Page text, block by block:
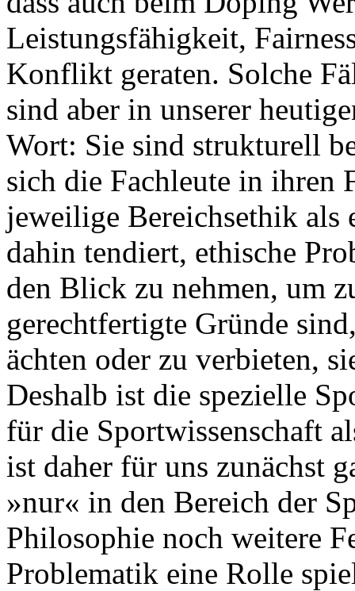
Leistungsfähigkeit,
Konflikt geraten. Solche
sind aber in unserer
Wort: Sie sind strukturell
sich die Fachleute in ihren
jeweilige Bereichsethik als
dahin tendiert, ethische
den Blick zu nehmen, um
gerechtfertigte Gründe
ächten oder zu verbieten,
Deshalb ist die spezielle
für die Sportwissenschaft
ist daher für uns zunächst
»nur« in den Bereich der
Philosophie noch weitere
Problematik eine Rolle